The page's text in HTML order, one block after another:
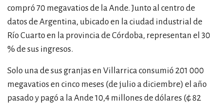
compró 70 megavatios de la Ande. Junto al centro de
datos de Argentina, ubicado en la ciudad industrial de
Río Cuarto en la provincia de Córdoba, representan el 30
% de sus ingresos.
Solo una de sus granjas en Villarrica consumió 201 000
megavatios en cinco meses (de julio a diciembre) el año
pasado y pagó a la Ande 10,4 millones de dólares (₲ 82